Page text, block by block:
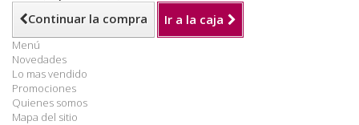
Continuar la compra Ir a la caja
Menú
Novedades
Lo mas vendido
Promociones
Quienes somos
Mapa del sitio